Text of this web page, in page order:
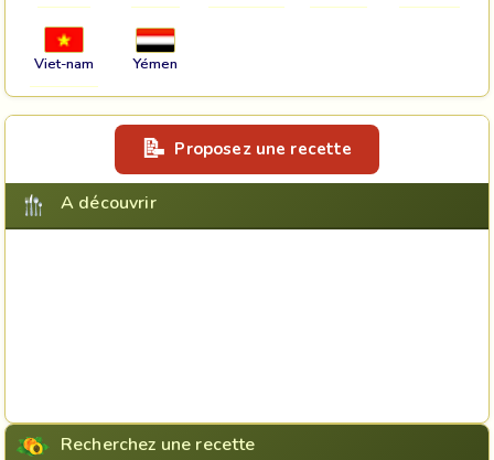
Viet-nam Yémen
Proposez une recette
A découvrir
Recherchez une recette